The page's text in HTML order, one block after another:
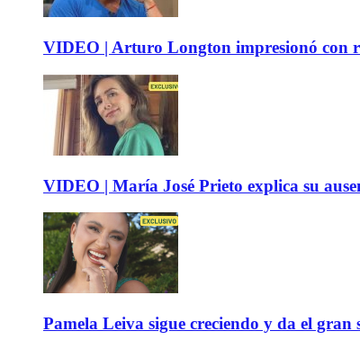
VIDEO | Arturo Longton impresionó con
VIDEO | María José Prieto explica su
Pamela Leiva sigue creciendo y da el